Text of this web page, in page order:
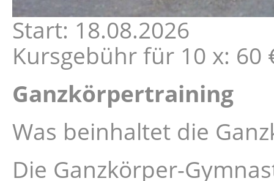
Start: 18.08.2026
Kursgebühr für 10 x: 60
Ganzkörpertraining
Was beinhaltet die
Die Ganzkörper-